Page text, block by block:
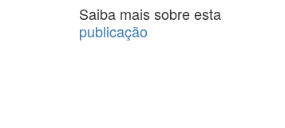
Saiba mais sobre esta
publicação